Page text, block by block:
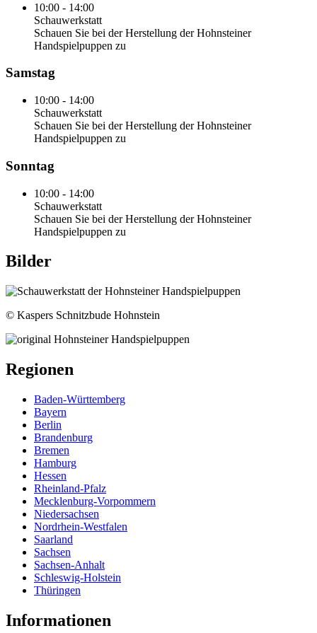
10:00 - 14:00
Schauwerkstatt
Schauen Sie bei der Herstellung der Hohnsteiner
Handspielpuppen zu
Samstag
10:00 - 14:00
Schauwerkstatt
Schauen Sie bei der Herstellung der Hohnsteiner
Handspielpuppen zu
Sonntag
10:00 - 14:00
Schauwerkstatt
Schauen Sie bei der Herstellung der Hohnsteiner
Handspielpuppen zu
Bilder
© Kaspers Schnitzbude Hohnstein
Regionen
Baden-Württemberg
Bayern
Berlin
Brandenburg
Bremen
Hamburg
Hessen
Rheinland-Pfalz
Mecklenburg-Vorpommern
Niedersachsen
Nordrhein-Westfalen
Saarland
Sachsen
Sachsen-Anhalt
Schleswig-Holstein
Thüringen
Informationen